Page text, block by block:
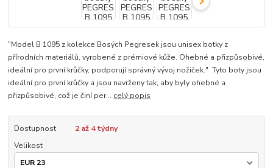
"Model B 1095 z kolekce Bosých Pegresek jsou unisex botky z
přírodních materiálů, vyrobené z prémiové kůže. Ohebné a přizpůsobivé,
ideální pro první krůčky, podporují správný vývoj nožiček." Tyto boty jsou
ideální pro první krůčky a jsou navrženy tak, aby byly ohebné a
přizpůsobivé, což je činí per... celý popis
Dostupnost
2 až 4 týdny
Velikost